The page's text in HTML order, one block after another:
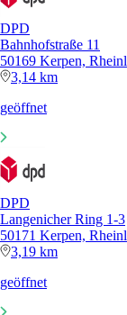
DPD
Bahnhofstraße 11
50169 Kerpen, Rheinl
3,14 km
geöffnet
DPD
Langenicher Ring 1-3
50171 Kerpen, Rheinl
3,19 km
geöffnet